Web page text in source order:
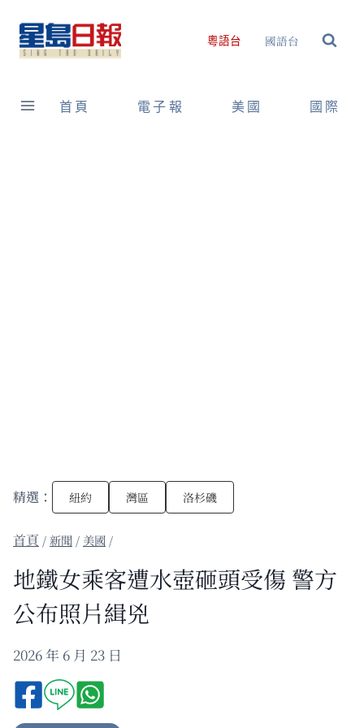
content
粵語台 國語台
首頁 電子報 美國 國際
精選： 紐約 灣區 洛杉磯
/新聞 / 美國 /
地鐵女乘客遭水壺砸頭受傷 警方
公布照片緝兇
2026 年 6 月 23 日